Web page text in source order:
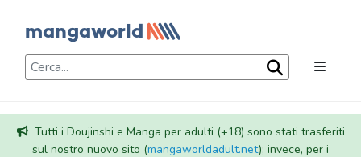
Tutti i Doujinshi e Manga per adulti (+18) sono stati trasferiti
sul nostro nuovo sito (mangaworldadult.net); invece, per i